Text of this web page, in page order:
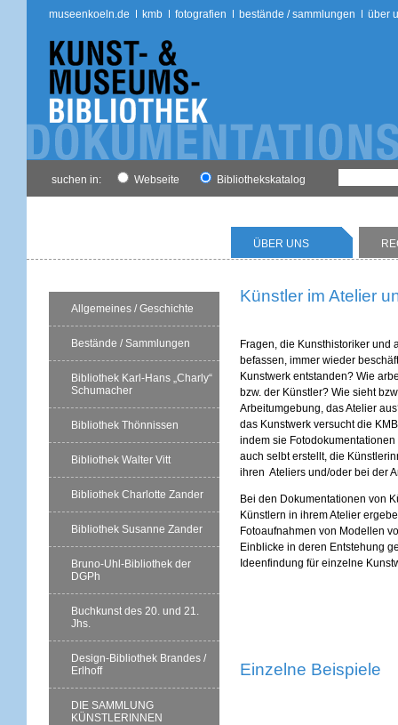
museenkoeln.de kmb fotografien bestände / sammlungen über
suchen in: Webseite Bibliothekskatalog
ÜBER UNS
Allgemeines / Geschichte
Bestände / Sammlungen
Bibliothek Karl-Hans „Charly“
Schumacher
Bibliothek Thönnissen
Bibliothek Walter Vitt
Bibliothek Charlotte Zander
Bibliothek Susanne Zander
Bruno-Uhl-Bibliothek der
DGPh
Buchkunst des 20. und 21.
Jhs.
Design-Bibliothek Brandes /
Erlhoff
DIE SAMMLUNG
KÜNSTLERINNEN
Künstler im Atelier
Fragen, die Kunsthistoriker und
befassen, immer wieder
Kunstwerk entstanden? Wie
bzw. der Künstler? Wie sieht
Arbeitumgebung, das Atelier
das Kunstwerk versucht die
indem sie Fotodokumentationen
auch selbt erstellt, die
ihren Ateliers und/oder bei der
Bei den Dokumentationen von
Künstlern in ihrem Atelier
Fotoaufnahmen von Modellen
Einblicke in deren Entstehung
Ideenfindung für einzelne
Einzelne Beispiele